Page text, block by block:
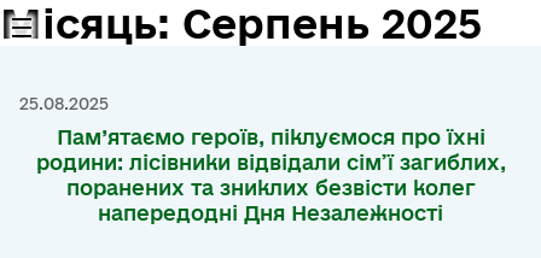
Місяць: Серпень 2025
25.08.2025
Пам’ятаємо героїв, піклуємося про їхні
родини: лісівники відвідали сім’ї загиблих,
поранених та зниклих безвісти колег
напередодні Дня Незалежності